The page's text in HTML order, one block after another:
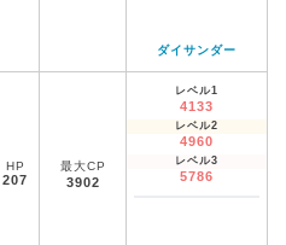
ダイサンダー
HP
207
最大CP
3902
レベル1
4133
レベル2
4960
レベル3
5786